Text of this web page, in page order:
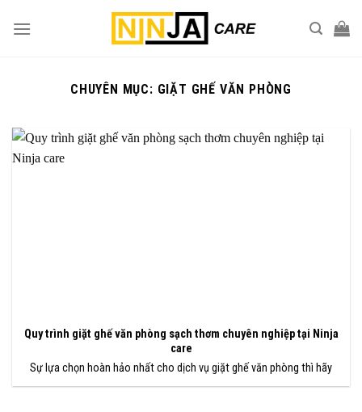
CHUYÊN MỤC: GIẶT GHẾ VĂN PHÒNG
Quy trình giặt ghế văn phòng sạch thơm chuyên nghiệp tại Ninja
care
Sự lựa chọn hoàn hảo nhất cho dịch vụ giặt ghế văn phòng thì hãy